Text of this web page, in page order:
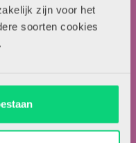
zijn voor het
soorten cookies
van HJK
HJK